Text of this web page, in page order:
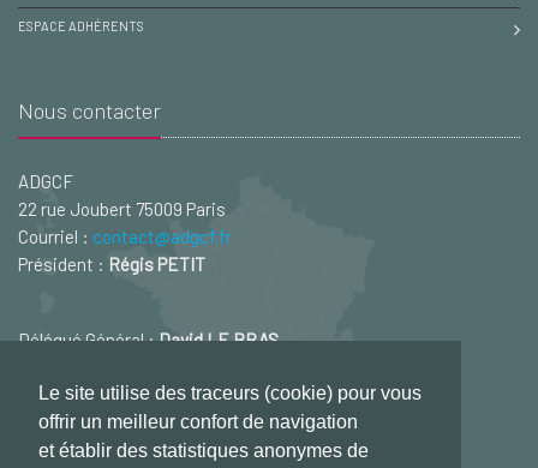
Le site utilise des traceurs (cookie) pour vous
offrir un meilleur confort de navigation
et établir des statistiques anonymes de
ESPACE ADHÉRENTS
Nous contacter
ADGCF
22 rue Joubert 75009 Paris
Courriel : contact@adgcf.fr
Président : Régis PETIT
Délégué Général :David LE BRAS